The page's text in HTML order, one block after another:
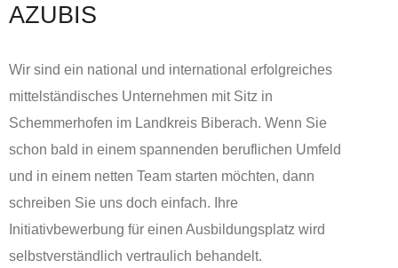
AZUBIS
Wir sind ein national und international erfolgreiches
mittelständisches Unternehmen mit Sitz in
Schemmerhofen im Landkreis Biberach. Wenn Sie
schon bald in einem spannenden beruflichen Umfeld
und in einem netten Team starten möchten, dann
schreiben Sie uns doch einfach. Ihre
Initiativbewerbung für einen Ausbildungsplatz wird
selbstverständlich vertraulich behandelt.